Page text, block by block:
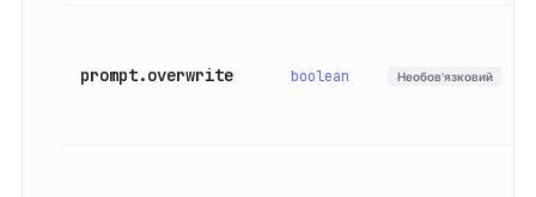
prompt.overwrite boolean Необов'язковий